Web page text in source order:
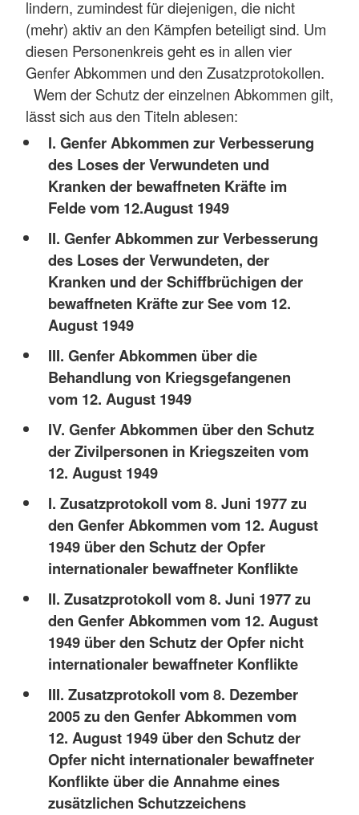
lindern, zumindest für diejenigen, die nicht
(mehr) aktiv an den Kämpfen beteiligt sind. Um
diesen Personenkreis geht es in allen vier
Genfer Abkommen und den Zusatzprotokollen.
Wem der Schutz der einzelnen Abkommen gilt,
lässt sich aus den Titeln ablesen:
I. Genfer Abkommen zur Verbesserung
des Loses der Verwundeten und
Kranken der bewaffneten Kräfte im
Felde vom 12.August 1949
II. Genfer Abkommen zur Verbesserung
des Loses der Verwundeten, der
Kranken und der Schiffbrüchigen der
bewaffneten Kräfte zur See vom 12.
August 1949
III. Genfer Abkommen über die
Behandlung von Kriegsgefangenen
vom 12. August 1949
IV. Genfer Abkommen über den Schutz
der Zivilpersonen in Kriegszeiten vom
12. August 1949
I. Zusatzprotokoll vom 8. Juni 1977 zu
den Genfer Abkommen vom 12. August
1949 über den Schutz der Opfer
internationaler bewaffneter Konflikte
II. Zusatzprotokoll vom 8. Juni 1977 zu
den Genfer Abkommen vom 12. August
1949 über den Schutz der Opfer nicht
internationaler bewaffneter Konflikte
III. Zusatzprotokoll vom 8. Dezember
2005 zu den Genfer Abkommen vom
12. August 1949 über den Schutz der
Opfer nicht internationaler bewaffneter
Konflikte über die Annahme eines
zusätzlichen Schutzzeichens